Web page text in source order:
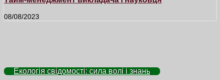
08/08/2023
Екологія свідомості: сила волі і знань